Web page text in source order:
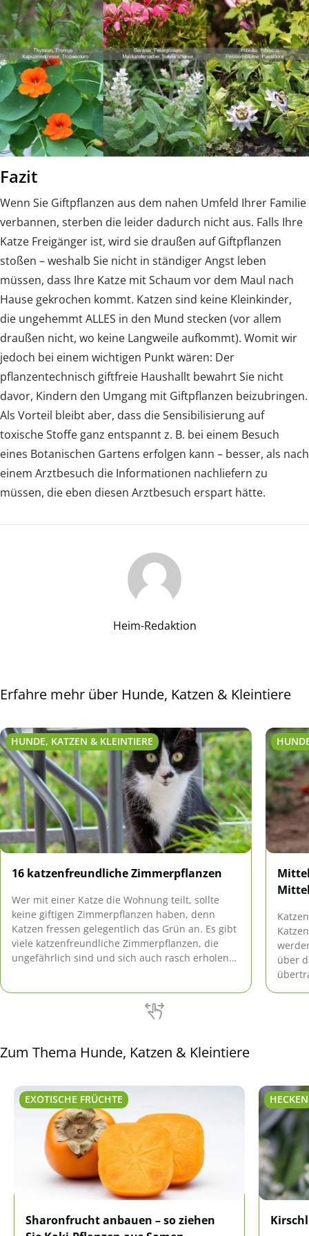
Fazit
Wenn Sie Giftpflanzen aus dem nahen Umfeld Ihrer Familie
verbannen, sterben die leider dadurch nicht aus. Falls Ihre
Katze Freigänger ist, wird sie draußen auf Giftpflanzen
stoßen – weshalb Sie nicht in ständiger Angst leben
müssen, dass Ihre Katze mit Schaum vor dem Maul nach
Hause gekrochen kommt. Katzen sind keine Kleinkinder,
die ungehemmt ALLES in den Mund stecken (vor allem
draußen nicht, wo keine Langweile aufkommt). Womit wir
jedoch bei einem wichtigen Punkt wären: Der
pflanzentechnisch giftfreie Haushallt bewahrt Sie nicht
davor, Kindern den Umgang mit Giftpflanzen beizubringen.
Als Vorteil bleibt aber, dass die Sensibilisierung auf
toxische Stoffe ganz entspannt z. B. bei einem Besuch
eines Botanischen Gartens erfolgen kann – besser, als nach
einem Arztbesuch die Informationen nachliefern zu
müssen, die eben diesen Arztbesuch erspart hätte.
Heim-Redaktion
Erfahre mehr über Hunde, Katzen & Kleintiere
HUNDE, KATZEN & KLEINTIERE
16 katzenfreundliche Zimmerpflanzen
Wer mit einer Katze die Wohnung teilt, sollte
keine giftigen Zimmerpflanzen haben, denn
Katzen fressen gelegentlich das Grün an. Es gibt
viele katzenfreundliche Zimmerpflanzen, die
ungefährlich sind und sich auch rasch erholen
über
Zum Thema Hunde, Katzen & Kleintiere
EXOTISCHE FRÜCHTE
Sharonfrucht anbauen – so ziehen
HECKEN